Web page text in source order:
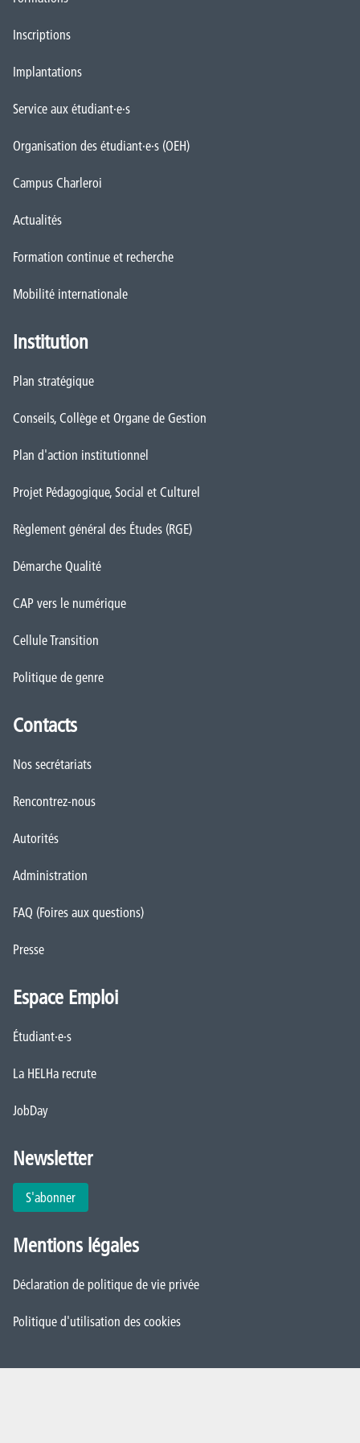
Inscriptions
Implantations
Service aux étudiant·e·s
Organisation des étudiant·e·s (OEH)
Campus Charleroi
Actualités
Formation continue et recherche
Mobilité internationale
Institution
Plan stratégique
Conseils, Collège et Organe de Gestion
Plan d'action institutionnel
Projet Pédagogique, Social et Culturel
Règlement général des Études (RGE)
Démarche Qualité
CAP vers le numérique
Cellule Transition
Politique de genre
Contacts
Nos secrétariats
Rencontrez-nous
Autorités
Administration
FAQ (Foires aux questions)
Presse
Espace Emploi
Étudiant·e·s
La HELHa recrute
JobDay
Newsletter
S'abonner
Mentions légales
Déclaration de politique de vie privée
Politique d'utilisation des cookies